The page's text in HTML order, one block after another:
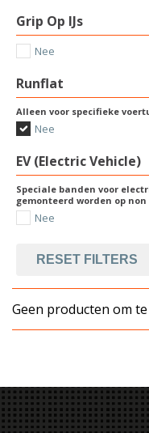
Grip Op IJs
Nee
Runflat
Alleen voor specifieke
Nee
EV (Electric Vehicle)
Speciale banden voor
gemonteerd worden op non
Nee
RESET FILTERS
Geen producten om